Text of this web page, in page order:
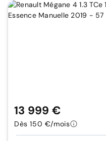
13 999 €
Dès 150 €/mois